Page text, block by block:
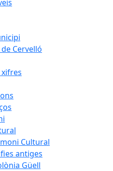
Cervelló
Cultural
antiges
Güell